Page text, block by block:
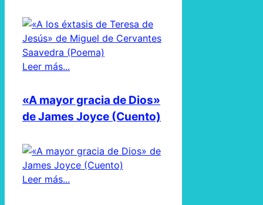
Leer más...
«A mayor gracia de Dios»
de James Joyce (Cuento)
Leer más...